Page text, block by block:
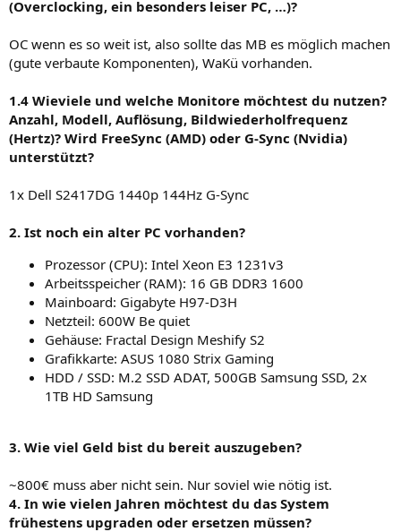
(Overclocking, ein besonders leiser PC, …)?
OC wenn es so weit ist, also sollte das MB es möglich machen
(gute verbaute Komponenten), WaKü vorhanden.
1.4 Wieviele und welche Monitore möchtest du nutzen?
Anzahl, Modell, Auflösung, Bildwiederholfrequenz
(Hertz)? Wird FreeSync (AMD) oder G-Sync (Nvidia)
unterstützt?
1x Dell S2417DG 1440p 144Hz G-Sync
2. Ist noch ein alter PC vorhanden?
Prozessor (CPU): Intel Xeon E3 1231v3
Arbeitsspeicher (RAM): 16 GB DDR3 1600
Mainboard: Gigabyte H97-D3H
Netzteil: 600W Be quiet
Gehäuse: Fractal Design Meshify S2
Grafikkarte: ASUS 1080 Strix Gaming
HDD / SSD: M.2 SSD ADAT, 500GB Samsung SSD, 2x
1TB HD Samsung
3. Wie viel Geld bist du bereit auszugeben?
~800€ muss aber nicht sein. Nur soviel wie nötig ist.
4. In wie vielen Jahren möchtest du das System
frühestens upgraden oder ersetzen müssen?